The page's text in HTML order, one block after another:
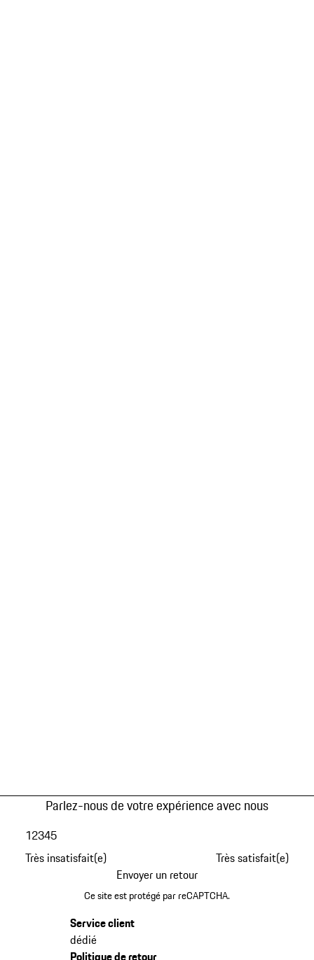
Parlez-nous de votre expérience avec nous
Très insatisfait(e)
12345
Très satisfait(e)
Envoyer un retour
Ce site est protégé par reCAPTCHA.
Service client
dédié
Politique de retour